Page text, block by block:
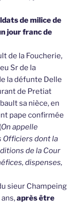
de milice de
jour franc de
de la Foucherie,
Sr de la
la défunte Delle
de Pretiat
sa nièce, en
pape confirmée
On appelle
Officiers dont la
de la Cour
dispenses,
sieur Champeing
après être